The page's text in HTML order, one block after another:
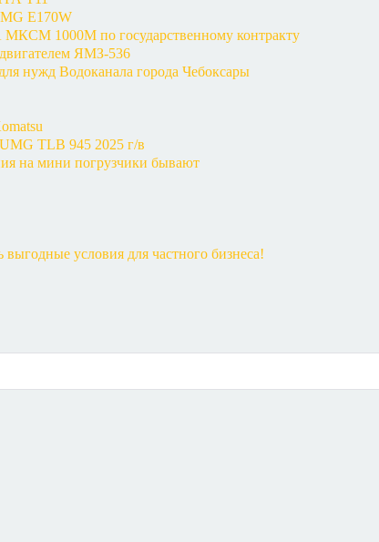
E170W
1000М по государственному контракту
ЯМЗ-536
нужд Водоканала города Чебоксары
UMG TLB 945 2025 г/в
на мини погрузчики бывают
условия для частного бизнеса!